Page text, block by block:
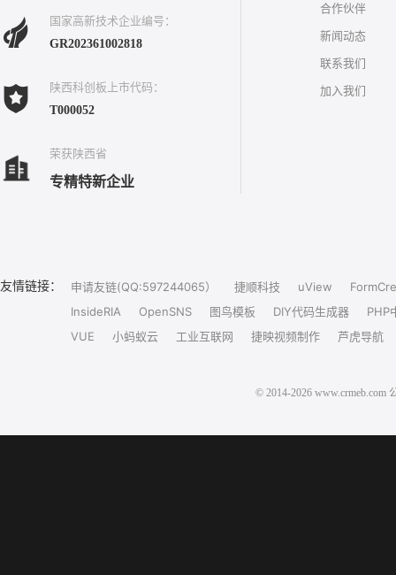
国家高新技术企业编号：
GR202361002818
陕西科创板上市代码：
T000052
荣获陕西省
专精特新企业
合作伙伴
新闻动态
联系我们
加入我们
友情链接： 申请友链(QQ:597244065） 捷顺科技 uView
InsideRIA
OpenSNS 图鸟模板 DIY代码生成器
PHP
VUE
小蚂蚁云 工业互联网 捷映视频制作 芦虎导航
© 2014-2026